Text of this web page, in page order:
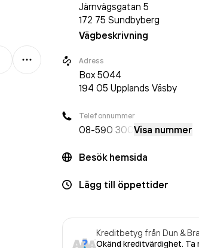
Mer
Järnvägsgatan 5
172 75 Sundbyberg
Vägbeskrivning
Adress
Box5044
194 05 Upplands Väsby
Telefonnummer
08-590 300 Visa nummer
Besök hemsida
Lägg till öppettider
Kreditbetyg från Dun &
Okänd kreditvärdighet. Ta